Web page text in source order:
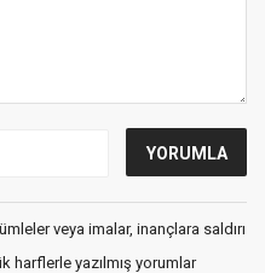
veya imalar, inançlara saldırı
harflerle yazılmış yorumlar